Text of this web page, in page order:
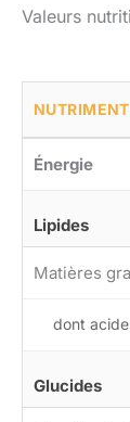
Valeurs
NUTRIMENT
Énergie
Lipides
Matières
dont
Glucides